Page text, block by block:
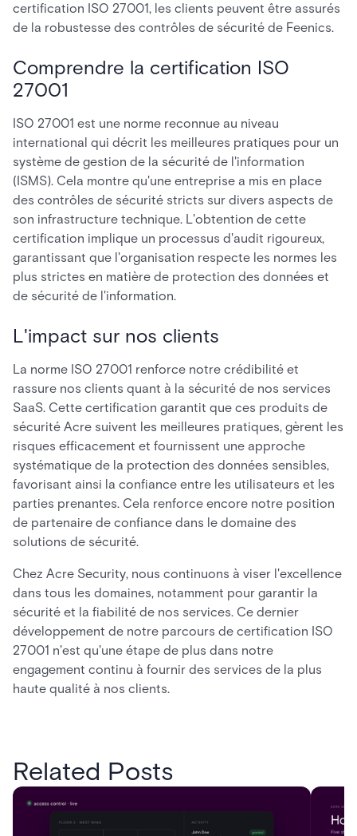
certification ISO 27001, les clients peuvent être assurés
de la robustesse des contrôles de sécurité de Feenics.
Comprendre la certification ISO
27001
ISO 27001 est une norme reconnue au niveau
international qui décrit les meilleures pratiques pour un
système de gestion de la sécurité de l'information
(ISMS). Cela montre qu'une entreprise a mis en place
des contrôles de sécurité stricts sur divers aspects de
son infrastructure technique. L'obtention de cette
certification implique un processus d'audit rigoureux,
garantissant que l'organisation respecte les normes les
plus strictes en matière de protection des données et
de sécurité de l'information.
L'impact sur nos clients
La norme ISO 27001 renforce notre crédibilité et
rassure nos clients quant à la sécurité de nos services
SaaS. Cette certification garantit que ces produits de
sécurité Acre suivent les meilleures pratiques, gèrent les
risques efficacement et fournissent une approche
systématique de la protection des données sensibles,
favorisant ainsi la confiance entre les utilisateurs et les
parties prenantes. Cela renforce encore notre position
de partenaire de confiance dans le domaine des
solutions de sécurité.
Chez Acre Security, nous continuons à viser l'excellence
dans tous les domaines, notamment pour garantir la
sécurité et la fiabilité de nos services. Ce dernier
développement de notre parcours de certification ISO
27001 n'est qu'une étape de plus dans notre
engagement continu à fournir des services de la plus
haute qualité à nos clients.
Related Posts